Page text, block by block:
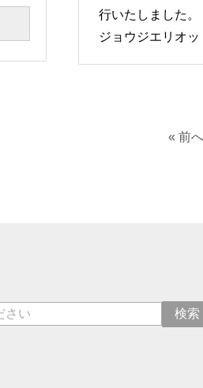
行いたしました。
ジョウジエリオ
« 前へ